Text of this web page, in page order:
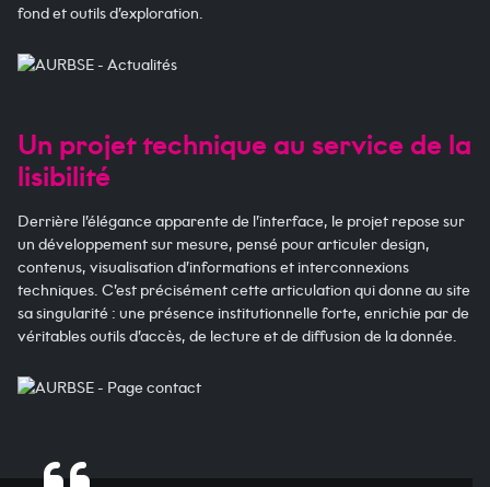
fond et outils d’exploration.
Un projet technique au service de la
lisibilité
Derrière l’élégance apparente de l’interface, le projet repose sur
un développement sur mesure, pensé pour articuler design,
contenus, visualisation d’informations et interconnexions
techniques. C’est précisément cette articulation qui donne au site
sa singularité : une présence institutionnelle forte, enrichie par de
véritables outils d’accès, de lecture et de diffusion de la donnée.